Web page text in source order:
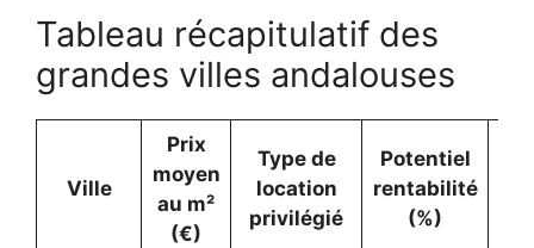
Tableau récapitulatif des
grandes villes andalouses
Ville
Prix
moyen
au m²
(€)
Type de
location
privilégié
Potentiel
rentabilité
(%)